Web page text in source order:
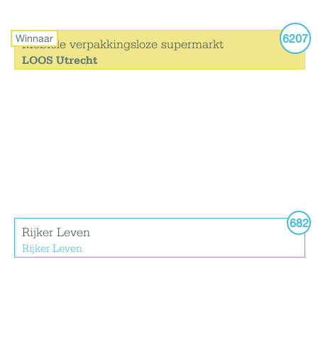
6207
Winnaar
Mobiele verpakkingsloze supermarkt
LOOS Utrecht
682
Rijker Leven
Rijker Leven